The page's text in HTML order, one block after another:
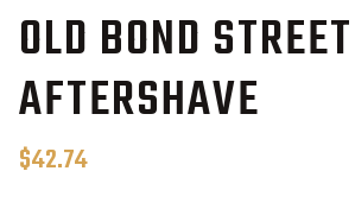
OLD BOND
AFTERSHAVE
$42.74